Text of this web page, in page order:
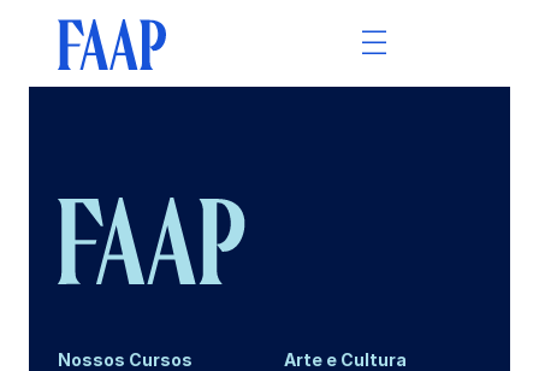
Nossos Cursos Arte e Cultura